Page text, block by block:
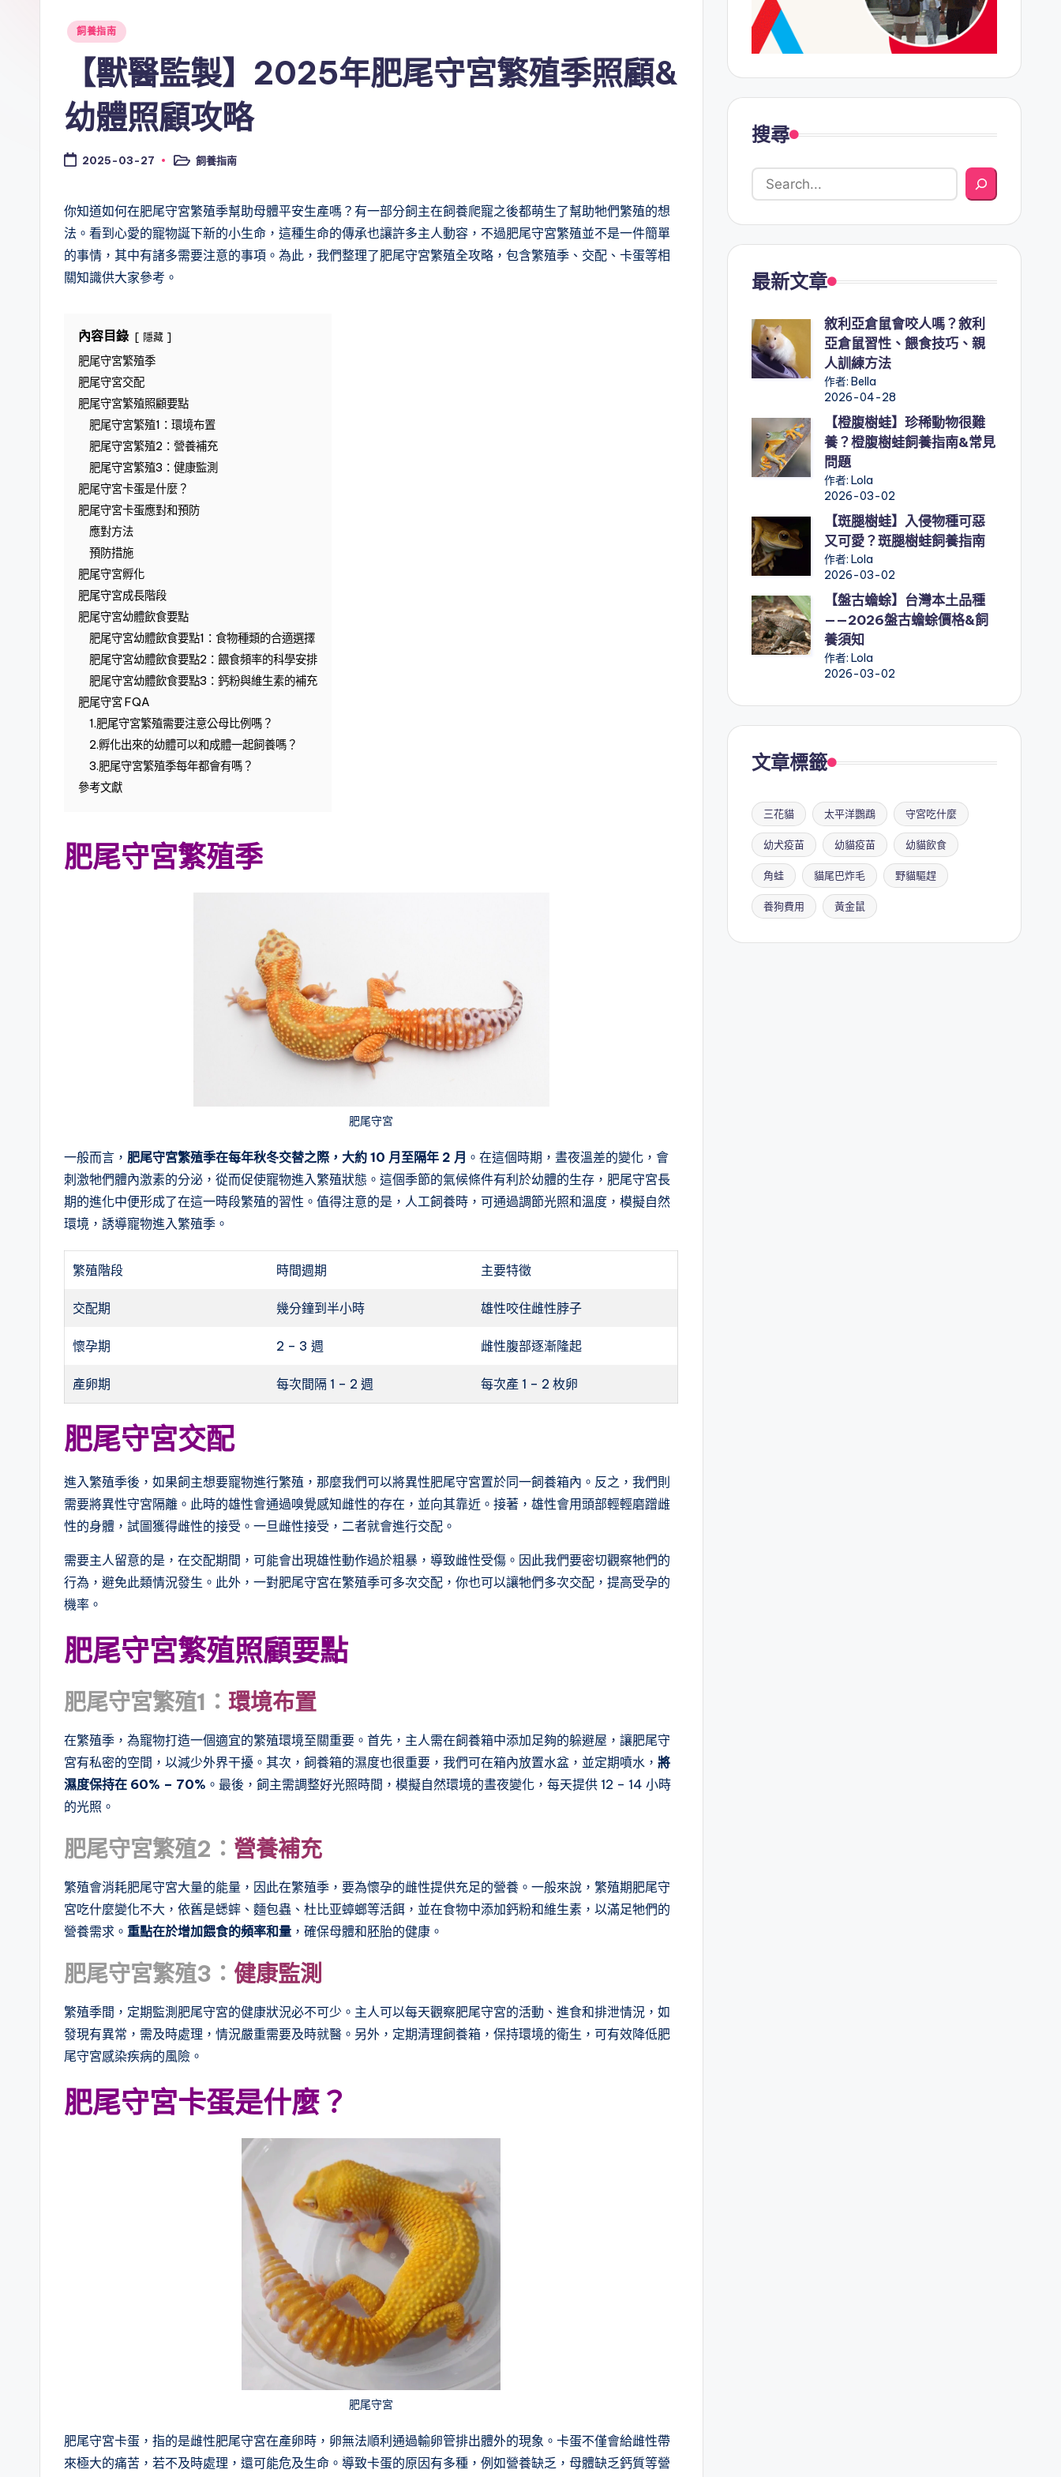
Posted
飼養指南
【獸醫監製】2025年肥尾守宮繁殖季照顧&
幼體照顧攻略
2025-03-27
Posted飼養指南
你知道如何在肥尾守宮繁殖季幫助母體平安生產嗎？有一部分飼主在飼養爬寵之後都萌生了幫助牠們繁殖的想
法。看到心愛的寵物誕下新的小生命，這種生命的傳承也讓許多主人動容，不過肥尾守宮繁殖並不是一件簡單
的事情，其中有諸多需要注意的事項。為此，我們整理了肥尾守宮繁殖全攻略，包含繁殖季、交配、卡蛋等相
關知識供大家參考。
內容目錄 隱藏
肥尾守宮繁殖季
肥尾守宮交配
肥尾守宮繁殖照顧要點
肥尾守宮繁殖1：環境布置
肥尾守宮繁殖2：營養補充
肥尾守宮繁殖3：健康監測
肥尾守宮卡蛋是什麼？
肥尾守宮卡蛋應對和預防
應對方法
預防措施
肥尾守宮孵化
肥尾守宮成長階段
肥尾守宮幼體飲食要點
肥尾守宮幼體飲食要點1：食物種類的合適選擇
肥尾守宮幼體飲食要點2：餵食頻率的科學安排
肥尾守宮幼體飲食要點3：鈣粉與維生素的補充
肥尾守宮 FQA
1.肥尾守宮繁殖需要注意公母比例嗎？
2.孵化出來的幼體可以和成體一起飼養嗎？
3.肥尾守宮繁殖季每年都會有嗎？
參考文獻
肥尾守宮繁殖季
肥尾守宮
一般而言， 肥尾守宮繁殖季在每年秋冬交替之際，大約 10 月至隔年 2 月 。在這個時期，晝夜溫差的變化，會
刺激牠們體內激素的分泌，從而促使寵物進入繁殖狀態。這個季節的氣候條件有利於幼體的生存，肥尾守宮長
期的進化中便形成了在這一時段繁殖的習性。值得注意的是，人工飼養時，可通過調節光照和溫度，模擬自然
環境，誘導寵物進入繁殖季。
繁殖階段 時間週期 主要特徵
交配期 幾分鐘到半小時 雄性咬住雌性脖子
懷孕期 2 – 3 週 雌性腹部逐漸隆起
產卵期 每次間隔 1 – 2 週 每次產 1 – 2 枚卵
肥尾守宮交配
進入繁殖季後，如果飼主想要寵物進行繁殖，那麼我們可以將異性肥尾守宮置於同一飼養箱內。反之，我們則
需要將異性守宮隔離。此時的雄性會通過嗅覺感知雌性的存在，並向其靠近。接著，雄性會用頭部輕輕磨蹭雌
性的身體，試圖獲得雌性的接受。一旦雌性接受，二者就會進行交配。
需要主人留意的是，在交配期間，可能會出現雄性動作過於粗暴，導致雌性受傷。因此我們要密切觀察牠們的
行為，避免此類情況發生。此外，一對肥尾守宮在繁殖季可多次交配，你也可以讓牠們多次交配，提高受孕的
機率。
肥尾守宮繁殖照顧要點
肥尾守宮繁殖1： 環境布置
在繁殖季，為寵物打造一個適宜的繁殖環境至關重要。首先，主人需在飼養箱中添加足夠的躲避屋，讓肥尾守
宮有私密的空間，以減少外界干擾。其次，飼養箱的濕度也很重要，我們可在箱內放置水盆，並定期噴水， 將
濕度保持在 60% – 70% 。最後，飼主需調整好光照時間，模擬自然環境的晝夜變化，每天提供 12 – 14 小時
的光照。
肥尾守宮繁殖2： 營養補充
繁殖會消耗肥尾守宮大量的能量，因此在繁殖季，要為懷孕的雌性提供充足的營養。一般來說，繁殖期肥尾守
宮吃什麼變化不大，依舊是蟋蟀、麵包蟲、杜比亚蟑螂等活餌，並在食物中添加鈣粉和維生素，以滿足牠們的
營養需求。 重點在於增加餵食的頻率和量 ，確保母體和胚胎的健康。
肥尾守宮繁殖3： 健康監測
繁殖季間，定期監測肥尾守宮的健康狀況必不可少。主人可以每天觀察肥尾守宮的活動、進食和排泄情況，如
發現有異常，需及時處理，情況嚴重需要及時就醫。另外，定期清理飼養箱，保持環境的衛生，可有效降低肥
尾守宮感染疾病的風險。
肥尾守宮卡蛋是什麼？
肥尾守宮
肥尾守宮卡蛋，指的是雌性肥尾守宮在產卵時，卵無法順利通過輸卵管排出體外的現象。卡蛋不僅會給雌性帶
來極大的痛苦，若不及時處理，還可能危及生命。導致卡蛋的原因有多種，例如營養缺乏，母體缺乏鈣質等營
搜尋
最新文章
敘利亞倉鼠會咬人嗎？敘利
亞倉鼠習性、餵食技巧、親
人訓練方法
作者: Bella
2026-04-28
【橙腹樹蛙】珍稀動物很難
養？橙腹樹蛙飼養指南&常見
問題
作者: Lola
2026-03-02
【斑腿樹蛙】入侵物種可惡
又可愛？斑腿樹蛙飼養指南
作者: Lola
2026-03-02
【盤古蟾蜍】台灣本土品種
——2026盤古蟾蜍價格&飼
養須知
作者: Lola
2026-03-02
文章標籤
三花貓 太平洋鸚鵡 守宮吃什麼
幼犬疫苗 幼貓疫苗 幼貓飲食
角蛙 貓尾巴炸毛 野貓驅趕
養狗費用 黃金鼠